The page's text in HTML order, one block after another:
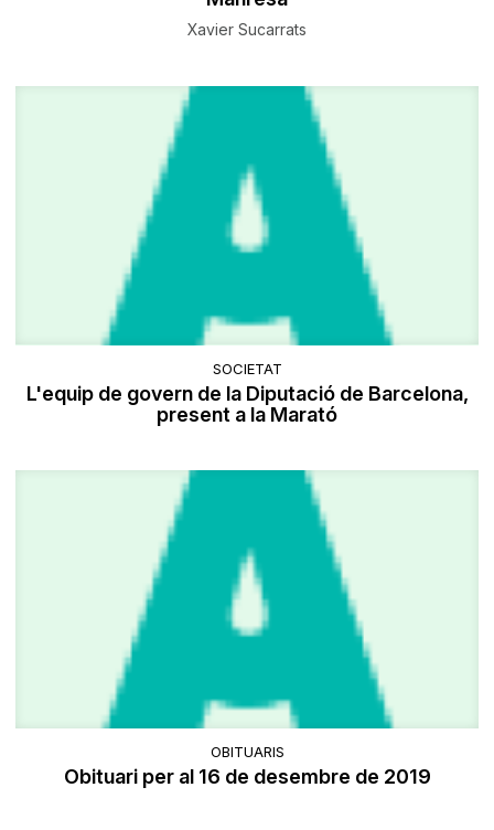
Xavier Sucarrats
SOCIETAT
L'equip de govern de la Diputació de Barcelona,
present a la Marató
OBITUARIS
Obituari per al 16 de desembre de 2019